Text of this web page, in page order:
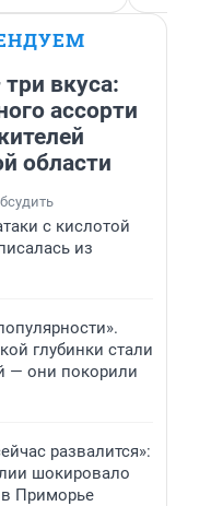
вкуса:
ассорти
области
с кислотой
из
глубинки стали
— они покорили
развалится»:
шокировало
Приморье